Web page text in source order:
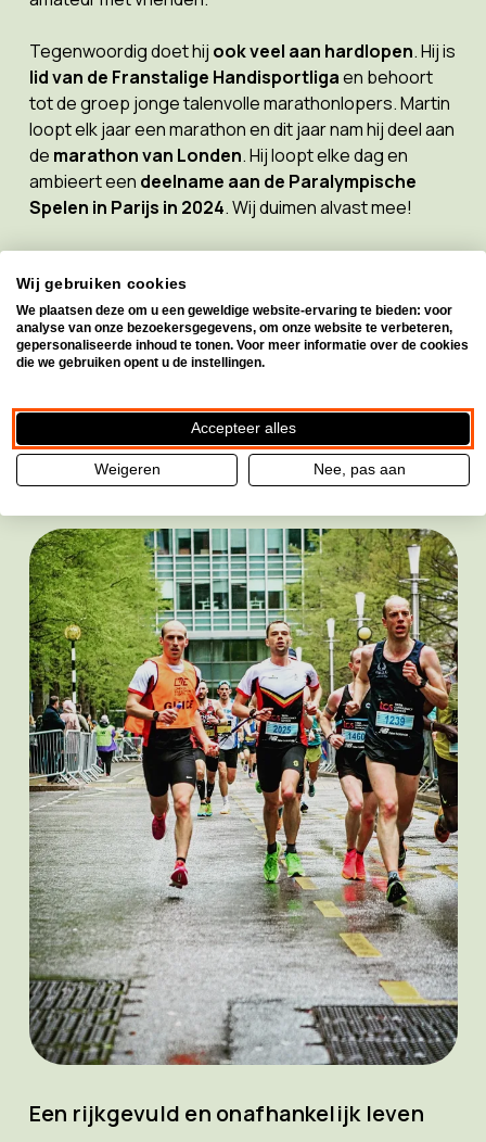
Tegenwoordig doet hij ook veel aan hardlopen. Hij is
lid van de Franstalige Handisportligaen behoort
tot de groep jonge talenvolle marathonlopers. Martin
loopt elk jaar een marathon en dit jaar nam hij deel aan
de marathon van Londen. Hij loopt elke dag en
ambieert een deelname aan de Paralympische
Spelen in Parijs in 2024. Wij duimen alvast mee!
zijn leven. Het stelt hem in staat
zichzelf te overtreffen. Zo kan hij ook laten zien dat
zijn handicap geen belemmering is. Soms slaagt hij
er tijdens wedstrijden zelfs in om hoger te eindigen
Martin volgt daarnaast graag verschillende
sportwedstrijden op TV: wielrennen, voetbal, tennis,
Olympische wedstrijden, enz.
Een rijkgevuld en onafhankelijk leven
Wij gebruiken cookies
We plaatsen deze om u een geweldige website-ervaring te bieden: voor
analyse van onze bezoekersgegevens, om onze website te verbeteren,
gepersonaliseerde inhoud te tonen. Voor meer informatie over de cookies
die we gebruiken opent u de instellingen.
Accepteer alles
Weigeren Nee, pas aan